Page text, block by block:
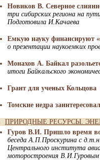
Новиков В. Северное
три сибирских региона на
Подготовила И.Качаева
Емкую науку финансируют
о презентации наукоемких
Монахов А. Байкал
итоги Байкальского
Грант для ученых Кольцова
Томские недра
ПРИРОДНЫЕ РЕСУРСЫ.
Гуров В.И. Пришло время
беседа А.П.Проскурина с
Центрального института
моторостроения В.И.Гуровым